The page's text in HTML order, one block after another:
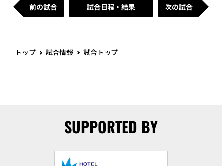
前の試合 試合日程・結果 次の試合
トップ 試合情報 試合トップ
SUPPORTED BY